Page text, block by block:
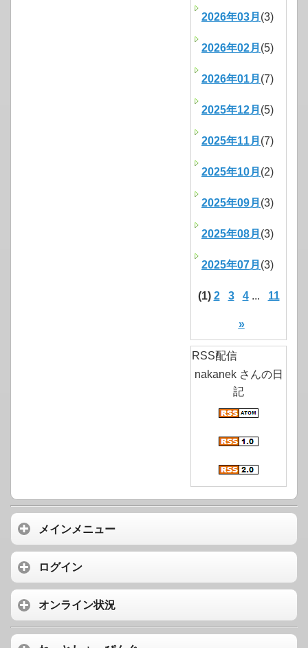
2026年03月 (3)
2026年02月 (5)
2026年01月 (7)
2025年12月 (5)
2025年11月 (7)
2025年10月 (2)
2025年09月 (3)
2025年08月 (3)
2025年07月 (3)
(1) 2 3 4... 11
»
RSS配信
nakanek さんの日
記
メインメニュー
ログイン
オンライン状況